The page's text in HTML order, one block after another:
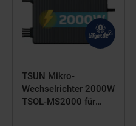
TSUN Mikro-
Wechselrichter 2000W
TSOL-MS2000 für